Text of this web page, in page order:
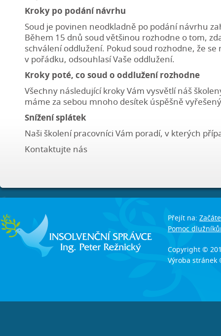
Kroky po podání návrhu
Soud je povinen neodkladně po podání návrhu
Během 15 dnů soud většinou rozhodne o tom,
schválení oddlužení. Pokud soud rozhodne, že
v pořádku, odsouhlasí Vaše oddlužení.
Kroky poté, co soud o oddlužení rozhodne
Všechny následující kroky Vám vysvětlí náš
máme za sebou mnoho desítek úspěšně
Snížení splátek
Naši školení pracovníci Vám poradí, v kterých
Kontaktujte nás
Přejít na:
Pomoc
Copyright ©
Výroba